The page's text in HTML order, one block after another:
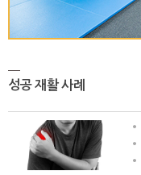
성공 재활 사례